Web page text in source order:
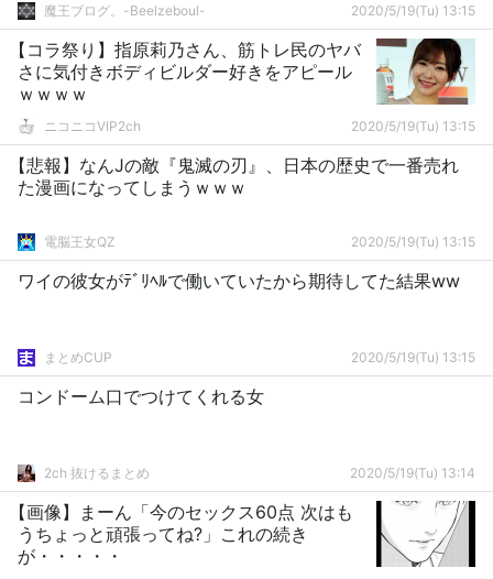
魔王ブログ。-Beelzeboul- 2020/5/19(Tu) 13:15
【コラ祭り】指原莉乃さん、筋トレ民のヤバ
さに気付きボディビルダー好きをアピール
ｗｗｗｗ
ニコニコVIP2ch 2020/5/19(Tu) 13:15
【悲報】なんJの敵『鬼滅の刃』、日本の歴史で一番売れ
た漫画になってしまうｗｗｗ
電脳王女QZ 2020/5/19(Tu) 13:15
ワイの彼女がﾃﾞﾘﾍﾙで働いていたから期待してた結果ww
まとめCUP 2020/5/19(Tu) 13:15
コンドーム口でつけてくれる女
2ch 抜けるまとめ 2020/5/19(Tu) 13:14
【画像】まーん「今のセックス60点 次はも
うちょっと頑張ってね?」これの続き
が・・・・・